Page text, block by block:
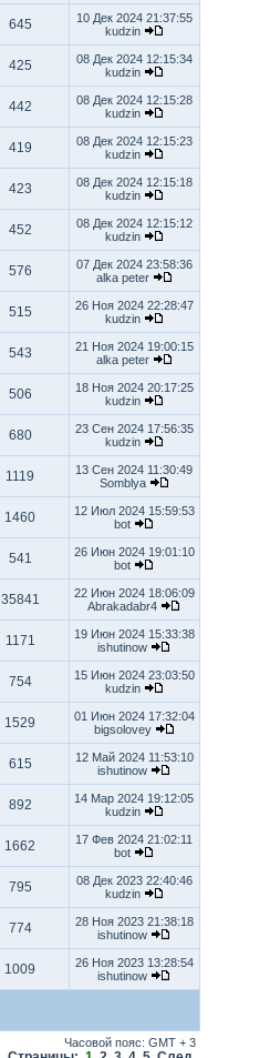
645
10 Дек 2024 21:37:55
kudzin
425
08 Дек 2024 12:15:34
kudzin
442
08 Дек 2024 12:15:28
kudzin
419
08 Дек 2024 12:15:23
kudzin
423
08 Дек 2024 12:15:18
kudzin
452
08 Дек 2024 12:15:12
kudzin
576
07 Дек 2024 23:58:36
alka peter
515
26 Ноя 2024 22:28:47
kudzin
543
21 Ноя 2024 19:00:15
alka peter
506
18 Ноя 2024 20:17:25
kudzin
680
23 Сен 2024 17:56:35
kudzin
1119
13 Сен 2024 11:30:49
Somblya
1460
12 Июл 2024 15:59:53
bot
541
26 Июн 2024 19:01:10
bot
35841
22 Июн 2024 18:06:09
Abrakadabr4
1171
19 Июн 2024 15:33:38
ishutinow
754
15 Июн 2024 23:03:50
kudzin
1529
01 Июн 2024 17:32:04
bigsolovey
615
12 Май 2024 11:53:10
ishutinow
892
14 Мар 2024 19:12:05
kudzin
1662
17 Фев 2024 21:02:11
bot
795
08 Дек 2023 22:40:46
kudzin
774
28 Ноя 2023 21:38:18
ishutinow
1009
26 Ноя 2023 13:28:54
ishutinow
Часовой пояс: GMT + 3